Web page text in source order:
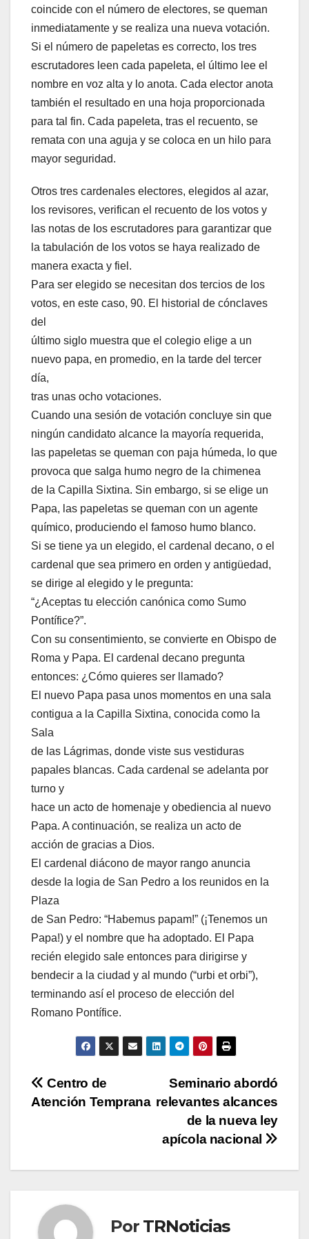
coincide con el número de electores, se queman
inmediatamente y se realiza una nueva votación.
Si el número de papeletas es correcto, los tres
escrutadores leen cada papeleta, el último lee el
nombre en voz alta y lo anota. Cada elector anota
también el resultado en una hoja proporcionada
para tal fin. Cada papeleta, tras el recuento, se
remata con una aguja y se coloca en un hilo para
mayor seguridad.
Otros tres cardenales electores, elegidos al azar,
los revisores, verifican el recuento de los votos y
las notas de los escrutadores para garantizar que
la tabulación de los votos se haya realizado de
manera exacta y fiel.
Para ser elegido se necesitan dos tercios de los
votos, en este caso, 90. El historial de cónclaves
del
último siglo muestra que el colegio elige a un
nuevo papa, en promedio, en la tarde del tercer
día,
tras unas ocho votaciones.
Cuando una sesión de votación concluye sin que
ningún candidato alcance la mayoría requerida,
las papeletas se queman con paja húmeda, lo que
provoca que salga humo negro de la chimenea
de la Capilla Sixtina. Sin embargo, si se elige un
Papa, las papeletas se queman con un agente
químico, produciendo el famoso humo blanco.
Si se tiene ya un elegido, el cardenal decano, o el
cardenal que sea primero en orden y antigüedad,
se dirige al elegido y le pregunta:
“¿Aceptas tu elección canónica como Sumo
Pontífice?”.
Con su consentimiento, se convierte en Obispo de
Roma y Papa. El cardenal decano pregunta
entonces: ¿Cómo quieres ser llamado?
El nuevo Papa pasa unos momentos en una sala
contigua a la Capilla Sixtina, conocida como la
Sala
de las Lágrimas, donde viste sus vestiduras
papales blancas. Cada cardenal se adelanta por
turno y
hace un acto de homenaje y obediencia al nuevo
Papa. A continuación, se realiza un acto de
acción de gracias a Dios.
El cardenal diácono de mayor rango anuncia
desde la logia de San Pedro a los reunidos en la
Plaza
de San Pedro: “Habemus papam!” (¡Tenemos un
Papa!) y el nombre que ha adoptado. El Papa
recién elegido sale entonces para dirigirse y
bendecir a la ciudad y al mundo (“urbi et orbi”),
terminando así el proceso de elección del
Romano Pontífice.
Navegación
Seminario abordó
relevantes alcances
de la nueva ley
apícola nacional
Centro de
Atención Temprana
Por TRNoticias